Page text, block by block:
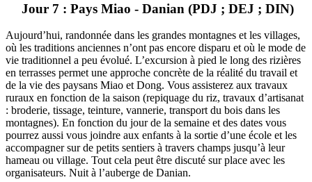
Jour 7 : Pays Miao - Danian (PDJ ; DEJ ; DIN)
Aujourd’hui, randonnée dans les grandes montagnes et les villages,
où les traditions anciennes n’ont pas encore disparu et où le mode de
vie traditionnel a peu évolué. L’excursion à pied le long des rizières
en terrasses permet une approche concrète de la réalité du travail et
de la vie des paysans Miao et Dong. Vous assisterez aux travaux
ruraux en fonction de la saison (repiquage du riz, travaux d’artisanat
: broderie, tissage, teinture, vannerie, transport du bois dans les
montagnes). En fonction du jour de la semaine et des dates vous
pourrez aussi vous joindre aux enfants à la sortie d’une école et les
accompagner sur de petits sentiers à travers champs jusqu’à leur
hameau ou village. Tout cela peut être discuté sur place avec les
organisateurs. Nuit à l’auberge de Danian.